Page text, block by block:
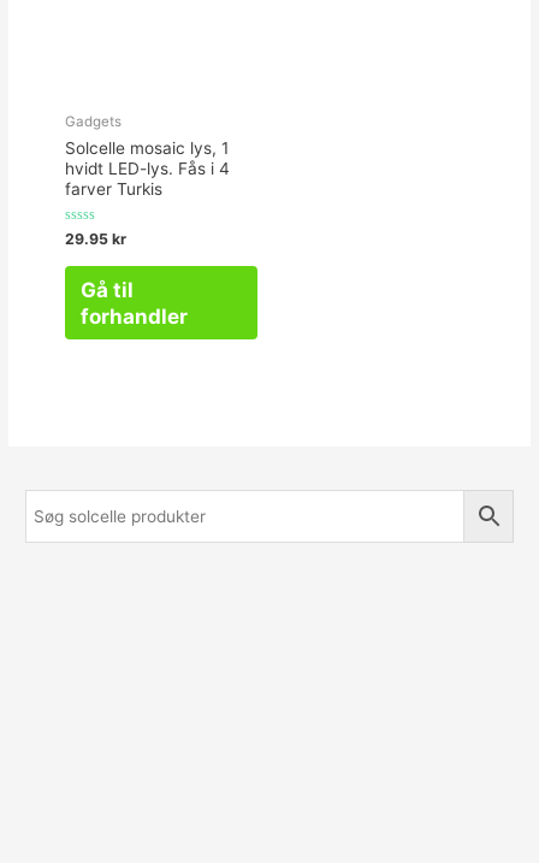
Gadgets
Solcelle mosaic lys, 1
hvidt LED-lys. Fås i 4
farver Turkis
Vurderet
0
29.95 kr
Gå til
forhandler